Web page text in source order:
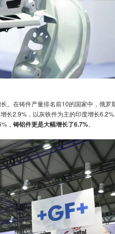
。在铸件产量排名前10的国家中，俄罗
长2.9%，以灰铁件为主的印度增长
， 铸铝件更是大幅增长了6.7%。